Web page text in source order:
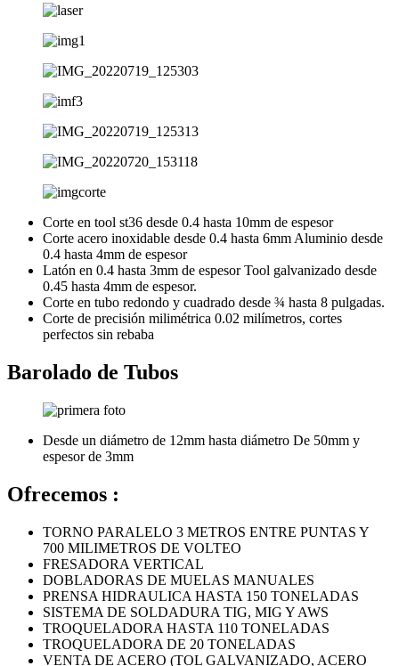
Corte en tool st36 desde 0.4 hasta 10mm de espesor
Corte acero inoxidable desde 0.4 hasta 6mm Aluminio desde
0.4 hasta 4mm de espesor
Latón en 0.4 hasta 3mm de espesor Tool galvanizado desde
0.45 hasta 4mm de espesor.
Corte en tubo redondo y cuadrado desde ¾ hasta 8 pulgadas.
Corte de precisión milimétrica 0.02 milímetros, cortes
perfectos sin rebaba
Barolado de Tubos
Desde un diámetro de 12mm hasta diámetro De 50mm y
espesor de 3mm
Ofrecemos :
TORNO PARALELO 3 METROS ENTRE PUNTAS Y
700 MILIMETROS DE VOLTEO
FRESADORA VERTICAL
DOBLADORAS DE MUELAS MANUALES
PRENSA HIDRAULICA HASTA 150 TONELADAS
SISTEMA DE SOLDADURA TIG, MIG Y AWS
TROQUELADORA HASTA 110 TONELADAS
TROQUELADORA DE 20 TONELADAS
VENTA DE ACERO (TOL GALVANIZADO, ACERO